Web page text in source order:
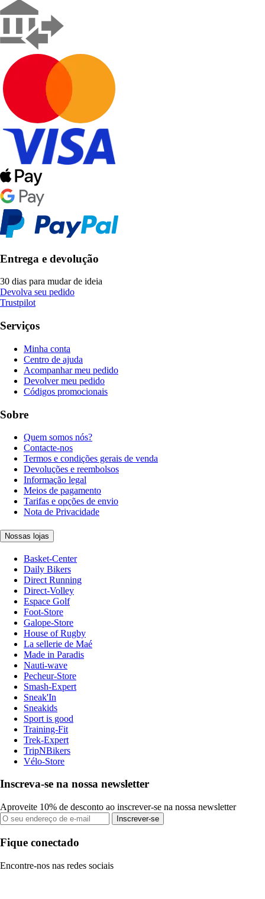
Entrega e devolução
30 dias para mudar de ideia
Devolva seu pedido
Trustpilot
Serviços
Minha conta
Centro de ajuda
Acompanhar meu pedido
Devolver meu pedido
Códigos promocionais
Sobre
Quem somos nós?
Contacte-nos
Termos e condições gerais de venda
Devoluções e reembolsos
Informação legal
Meios de pagamento
Tarifas e opções de envio
Nota de Privacidade
Nossas lojas
Basket-Center
Daily Bikers
Direct Running
Direct-Volley
Espace Golf
Foot-Store
Galope-Store
House of Rugby
La sellerie de Maé
Made in Paradis
Nauti-wave
Pecheur-Store
Smash-Expert
Sneak'In
Sneakids
Sport is good
Training-Fit
Trek-Expert
TripNBikers
Vélo-Store
Inscreva-se na nossa newsletter
Aproveite 10% de desconto ao inscrever-se na nossa newsletter
Inscrever-se
Fique conectado
Encontre-nos nas redes sociais